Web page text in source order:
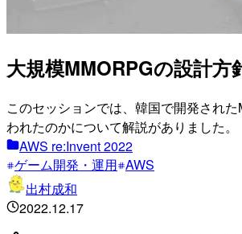
大規模MMORPGの設計
このセッションでは、韓国で開発され
われたのかについて解説がありました。
AWS re:Invent 2022
ゲーム開発・運用 AWS
出村成和
2022.12.17